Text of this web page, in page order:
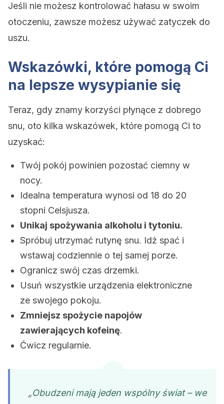
Jeśli nie możesz kontrolować hałasu w swoim
otoczeniu, zawsze możesz używać zatyczek do
uszu.
Wskazówki, które pomogą Ci
na lepsze wysypianie się
Teraz, gdy znamy korzyści płynące z dobrego
snu, oto kilka wskazówek, które pomogą Ci to
uzyskać:
Twój pokój powinien pozostać ciemny w
nocy.
Idealna temperatura wynosi od 18 do 20
stopni Celsjusza.
Unikaj spożywania alkoholu i tytoniu.
Spróbuj utrzymać rutynę snu. Idź spać i
wstawaj codziennie o tej samej porze.
Ogranicz swój czas drzemki.
Usuń wszystkie urządzenia elektroniczne
ze swojego pokoju.
Zmniejsz spożycie napojów
zawierających kofeinę.
Ćwicz regularnie.
„Obudzeni mają jeden wspólny świat – we